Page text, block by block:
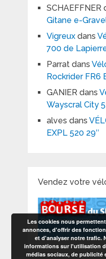
SCHAEFFNER
Gitane e-
Vigreuxdans
700 de
Parratdans
Rockrider FR6
GANIER dans
Wayscral City
alves dans
EXPL 520 29″
Vendez votre
Les cookies nous
annonces, d'offrir des
et d'analyser notre trafic.
informations sur l'utilisation
médias sociaux, de publicité